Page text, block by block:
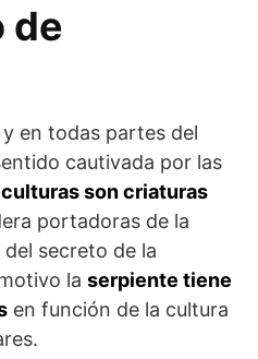
de
en todas partes del
cautivada por las
culturas son criaturas
portadoras de la
secreto de la
la serpiente tiene
en función de la cultura